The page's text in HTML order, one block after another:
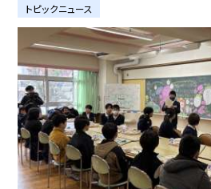
トピックニュース